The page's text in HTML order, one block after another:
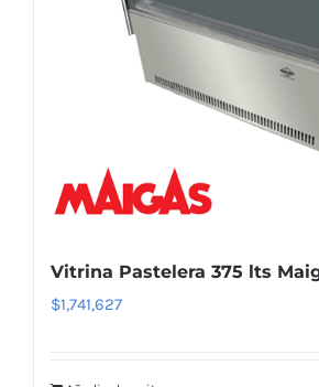
Vitrina Pastelera 375 lts
$1,741,627